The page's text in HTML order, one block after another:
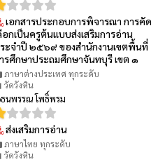
เอกสารประกอบการพิจารณา การคัด
อกเป็นครูต้นแบบส่งเสริมการอ่าน
ะจำปี ๒๕๖๙ ของสำนักงานเขตพื้นที่
รศึกษาประถมศึกษาจันทบุรี เขต ๑
ภาษาต่างประเทศ ทุกระดับ
วัดวังหิน
ธนพรรณ โพธิ์พรม
ส่งเสริมการอ่าน
ภาษาไทย ทุกระดับ
วัดวังหิน